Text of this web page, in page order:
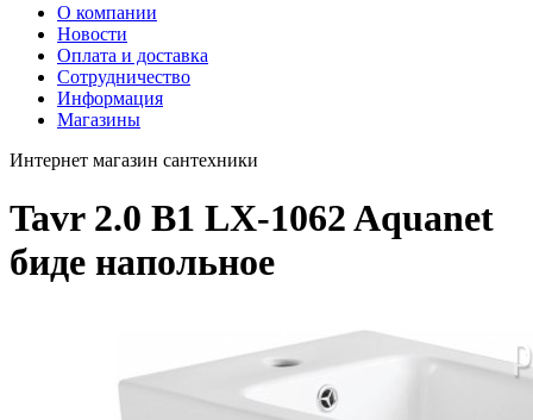
О компании
Новости
Оплата и доставка
Сотрудничество
Информация
Магазины
Интернет магазин сантехники
Tavr 2.0 B1 LX-1062 Aquanet
биде напольное